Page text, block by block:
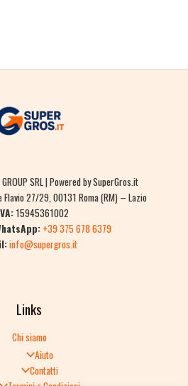
SRL | Powered by SuperGros.it
Flavio 27/29, 00131 Roma (RM) – Lazio
15945361002
+39 375 678 6379
info@supergros.it
Links
Chi siamo
Aiuto
Contatti